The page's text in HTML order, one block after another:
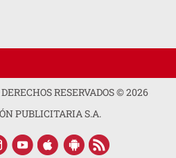
RESERVADOS ©2026
PUBLICITARIA S.A.